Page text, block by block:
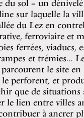
sol – un dénivelé
sur laquelle la
du Lez en
ferroviaire et
ferrées, viaducs,
et trémies…
le site
perforent, et
que de situations
le lien entre villes
à ancrer